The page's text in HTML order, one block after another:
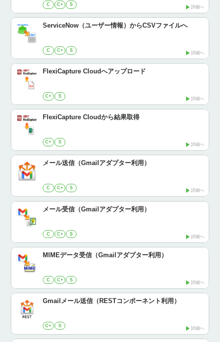
C C+ S 詳細へ
ServiceNow（ユーザー情報）からCSVファイルへ
C C+ S 詳細へ
FlexiCapture Cloudへアップロード
C+ S 詳細へ
FlexiCapture Cloudから結果取得
C+ S 詳細へ
メール送信（Gmailアダプター利用）
C C+ S 詳細へ
メール受信（Gmailアダプター利用）
C C+ S 詳細へ
MIMEデータ受信（Gmailアダプター利用）
C C+ S 詳細へ
Gmailメール送信（RESTコンポーネント利用）
C+ S 詳細へ